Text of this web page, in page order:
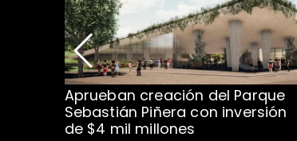
Aprueban creación del Parque
Sebastián Piñera con inversión
de $4 mil millones